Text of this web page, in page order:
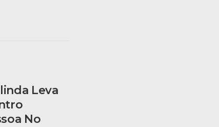
Leva
No